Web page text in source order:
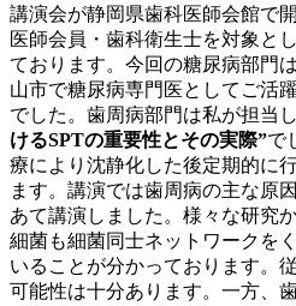
講演会が静岡県歯科医師会館で
医師会員・歯科衛生士を対象と
ております。今回の糖尿病部門
山市で糖尿病専門医としてご活
でした。歯周病部門は私が担当
けるSPTの重要性とその実際”で
療により沈静化した後定期的に
ます。講演では歯周病の主な原
あて講演しました。様々な研究
細菌も細菌同士ネットワークを
いることが分かっております。
可能性は十分あります。一方、